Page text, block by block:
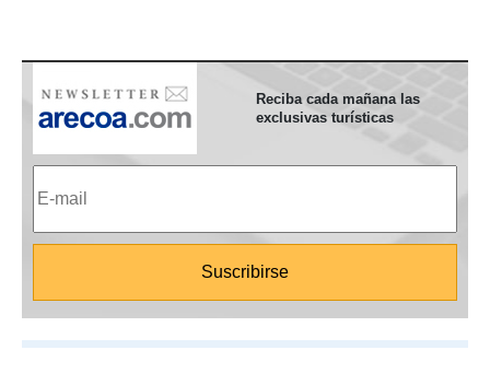
Reciba cada mañana las
exclusivas turísticas